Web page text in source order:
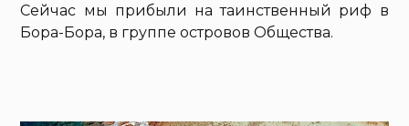
Сейчас мы прибыли на таинственный риф в
Бора-Бора, в группе островов Общества.